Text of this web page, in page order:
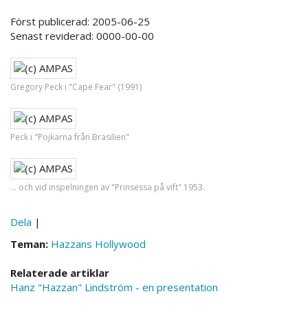
Först publicerad: 2005-06-25
Senast reviderad: 0000-00-00
Gregory Peck i "Cape Fear" (1991)
Peck i "Pojkarna från Brasilien"
... och vid inspelningen av "Prinsessa på vift" 1953.
Dela |
Teman: Hazzans Hollywood
Relaterade artiklar
Hanz "Hazzan" Lindström - en presentation